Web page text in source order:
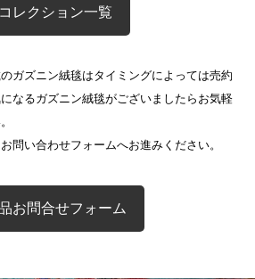
コレクション一覧
ガズニン絨毯はタイミングによっては売約
なるガズニン絨毯がございましたらお気軽
問い合わせフォームへお進みください。
お問合せフォーム